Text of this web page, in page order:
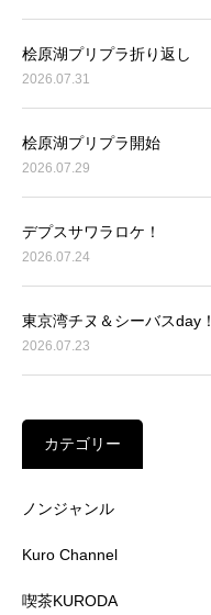
桧原湖プリプラ折り返し
2026.07.31
桧原湖プリプラ開始
2026.07.29
デプスサワラロケ！
2026.07.24
東京湾チヌ＆シーバスday！
2026.07.23
カテゴリー
ノンジャンル
Kuro Channel
喫茶KURODA